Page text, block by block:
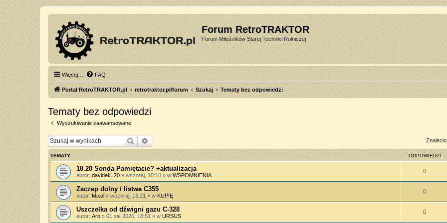
Forum RetroTRAKTOR
Forum Miłośników Starej Techniki Rolniczej
Więcej… FAQ
Portal RetroTRAKTOR.pl retrotraktor.pl/forum Szukaj Tematy bez odpowiedzi
Tematy bez odpowiedzi
Wyszukiwanie zaawansowane
Szukaj
TEMATY ODPOWIEDZI
18.20 Sonda Pamiętacie? +aktualizacja
autor: davidek_20 » wczoraj, 15:10 » w WSPOMNIENIA
0
Zaczep dolny / listwa C355
autor: Mixol » wczoraj, 13:21 » w KUPIĘ
0
Uszczelka od dźwigni gazu C-328
autor: Aro » 01 sie 2026, 18:51 » w URSUS
0